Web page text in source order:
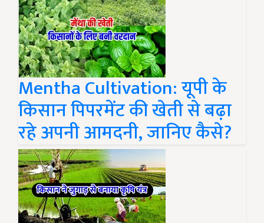
Mentha Cultivation: यूपी के
किसान पिपरमेंट की खेती से बढ़ा
रहे अपनी आमदनी, जानिए कैसे?